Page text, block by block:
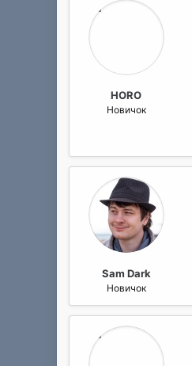
HORO
Новичок
Sam Dark
Новичок